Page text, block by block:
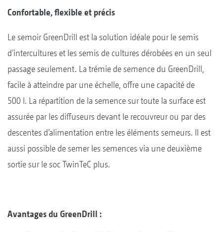
Confortable, flexible et précis
Le semoir GreenDrill est la solution idéale pour le semis
d’intercultures et les semis de cultures dérobées en un seul
passage seulement. La trémie de semence du GreenDrill,
facile à atteindre par une échelle, offre une capacité de
500 l. La répartition de la semence sur toute la surface est
assurée par les diffuseurs devant le recouvreur ou par des
descentes d’alimentation entre les éléments semeurs. Il est
aussi possible de semer les semences via une deuxième
sortie sur le soc TwinTeC plus.
Avantages du GreenDrill :